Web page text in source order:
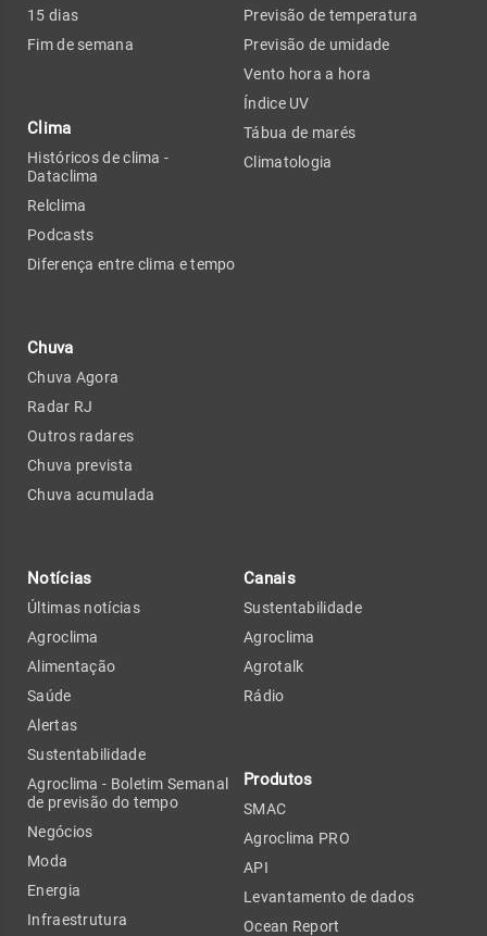
15 dias
Fim de semana
Clima
Históricos de clima -
Dataclima
Relclima
Podcasts
Diferença entre clima e tempo
Chuva
Chuva Agora
Radar RJ
Outros radares
Chuva prevista
Chuva acumulada
Previsão de temperatura
Previsão de umidade
Vento hora a hora
Índice UV
Tábua de marés
Climatologia
Notícias
Últimas notícias
Agroclima
Alimentação
Saúde
Alertas
Sustentabilidade
Agroclima - Boletim Semanal
de previsão do tempo
Negócios
Moda
Energia
Infraestrutura
Canais
Sustentabilidade
Agroclima
Agrotalk
Rádio
Produtos
SMAC
Agroclima PRO
API
Levantamento de dados
Ocean Report